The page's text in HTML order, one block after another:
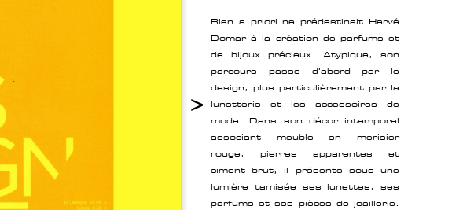
>
Rien a priori ne prédestinait Hervé
Domar à la création de parfums et
de bijoux précieux. Atypique, son
parcours passe d'abord par le
design, plus particulièrement par la
lunetterie et les accessoires de
mode. Dans son décor intemporel
associant meuble en merisier
rouge, pierres apparentes et
ciment brut, il présente sous une
lumière tamisée ses lunettes, ses
parfums et ses pièces de joaillerie.